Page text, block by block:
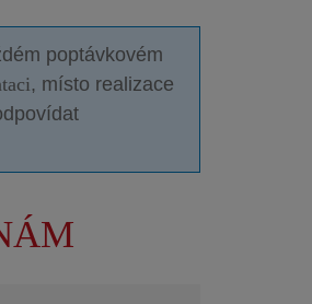
poptávkovém
, místo realizace